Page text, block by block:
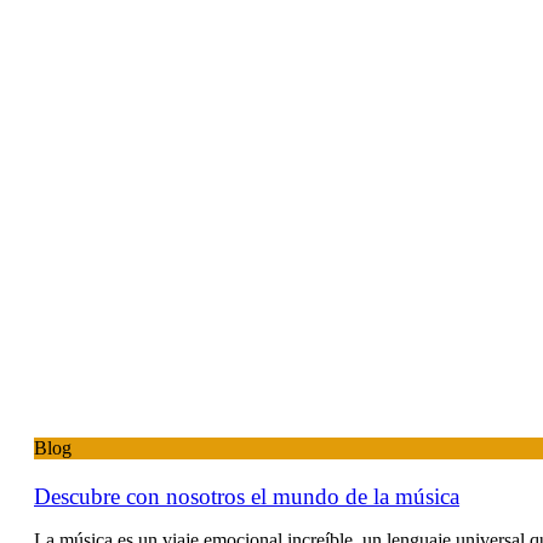
Blog
Descubre con nosotros el mundo de la música